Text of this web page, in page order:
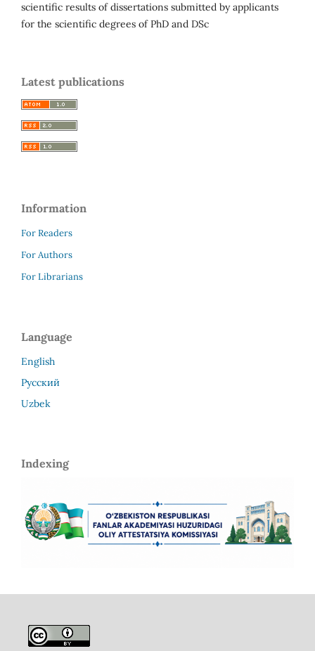
scientific results of dissertations submitted by applicants
for the scientific degrees of PhD and DSc
Latest publications
Information
For Readers
For Authors
For Librarians
Language
English
Русский
Uzbek
Indexing